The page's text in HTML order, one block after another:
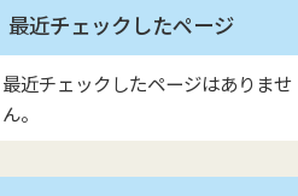
最近チェックしたページ
最近チェックしたページはありませ
ん。